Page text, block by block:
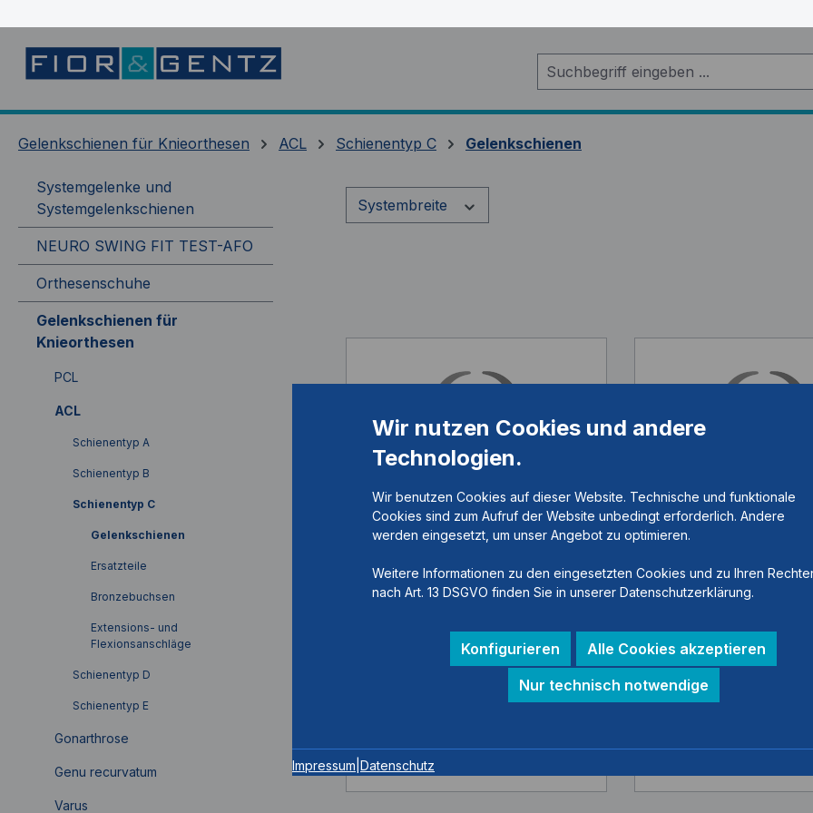
Gelenkschienen für Knieorthesen ACL Schienentyp C Gelenkschienen
Systemgelenke und
Systemgelenkschienen
NEURO SWING FIT TEST-AFO
Orthesenschuhe
Gelenkschienen für
Knieorthesen
PCL
ACL
Schienentyp A
Schienentyp B
Schienentyp C
Gelenkschienen
Ersatzteile
Bronzebuchsen
Extensions- und
Flexionsanschläge
Schienentyp D
Schienentyp E
Gonarthrose
Genu recurvatum
Varus
Systembreite
Zahnsegmenten, E-T
ACL, MCL, LCL, 22mm
Schienenflügeldicke
Zahnsegmenten, E-
ACL, MCL, LCL, 22mm
Schienenflügeldicke
Wir nutzen Cookies und andere
Technologien.
Wir benutzen Cookies auf dieser Website. Technische und funktionale
Cookies sind zum Aufruf der Website unbedingt erforderlich. Andere
werden eingesetzt, um unser Angebot zu optimieren.
Weitere Informationen zu den eingesetzten Cookies und zu Ihren
nach Art. 13 DSGVO finden Sie in unserer Datenschutzerklärung.
Konfigurieren
Alle Cookies akzeptieren
Nur technisch notwendige
Impressum Datenschutz